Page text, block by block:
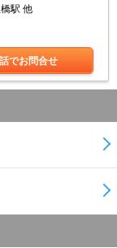
駅 他
でお問合せ